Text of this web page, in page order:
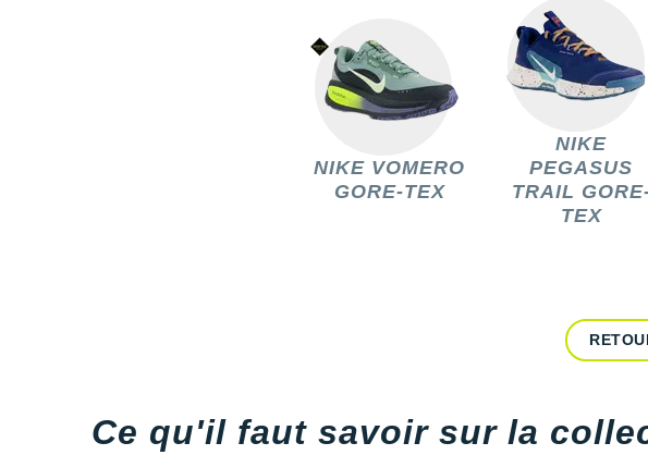
NIKE VOMERO
GORE-TEX
NIKE
PEGASUS
TRAIL
TEX
Ce qu'il faut savoir sur la